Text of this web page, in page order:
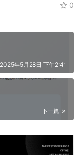
0
2025年5月28日 下午2:41
下一篇